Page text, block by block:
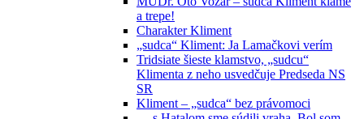
a trepe!
Charakter Kliment
„sudca“ Kliment: Ja Lamačkovi verím
Tridsiate šieste klamstvo, „sudcu“
Klimenta z neho usvedčuje Predseda NS
SR
Kliment – „sudca“ bez právomoci